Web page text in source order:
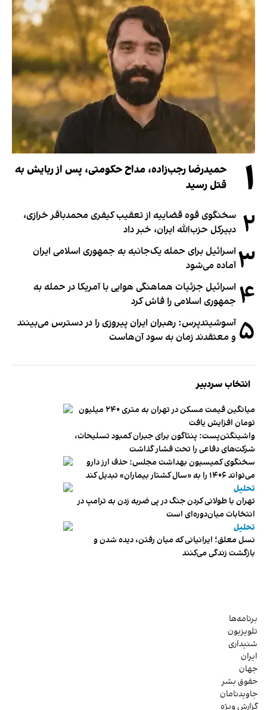
۱
حمیدرضا رجب‌زاده، مداح حکومتی، پس از ربایش به
قتل رسید
۲ سخنگوی قوه قضاییه از تعقیب کیفری محمدباقر خرازی،
دبیر‌کل حزب‌الله ایران، خبر داد
۳ اسرائیل برای حمله یک‌جانبه به جمهوری اسلامی ایران
آماده می‌شود
۴ اسرائیل جزئیات هماهنگی هوایی با آمریکا در حمله به
جمهوری اسلامی را فاش کرد
۵ آسوشیتدپرس: رهبران ایران پیروزی را در دسترس می‌بینند
و معتقدند زمان به سود آن‌هاست
انتخاب سردبیر
میانگین قیمت مسکن در تهران به متری ۲۴۰ میلیون
تومان افزایش یافت
واشینگتن‌پست: پنتاگون برای جبران کمبود تسلیحات،
شرکت‌های دفاعی را تحت فشار گذاشت
سخنگوی کمیسیون بهداشت مجلس: حذف ارز دارو
می‌تواند ۱۴۰۶ را به «سال کشتار بیماران» تبدیل کند
تحلیل
تهران با طولانی کردن جنگ در پی ضربه زدن به ترامپ در
انتخابات میان‌دوره‌ای است
تحلیل
نسل معلق؛ ایرانیانی که میان رفتن، دیده شدن و
بازگشت زندگی می‌کنند
برنامه‌ها
تلویزیون
شنیداری
ایران
جهان
حقوق بشر
جاویدنامان
گزارش ویژه